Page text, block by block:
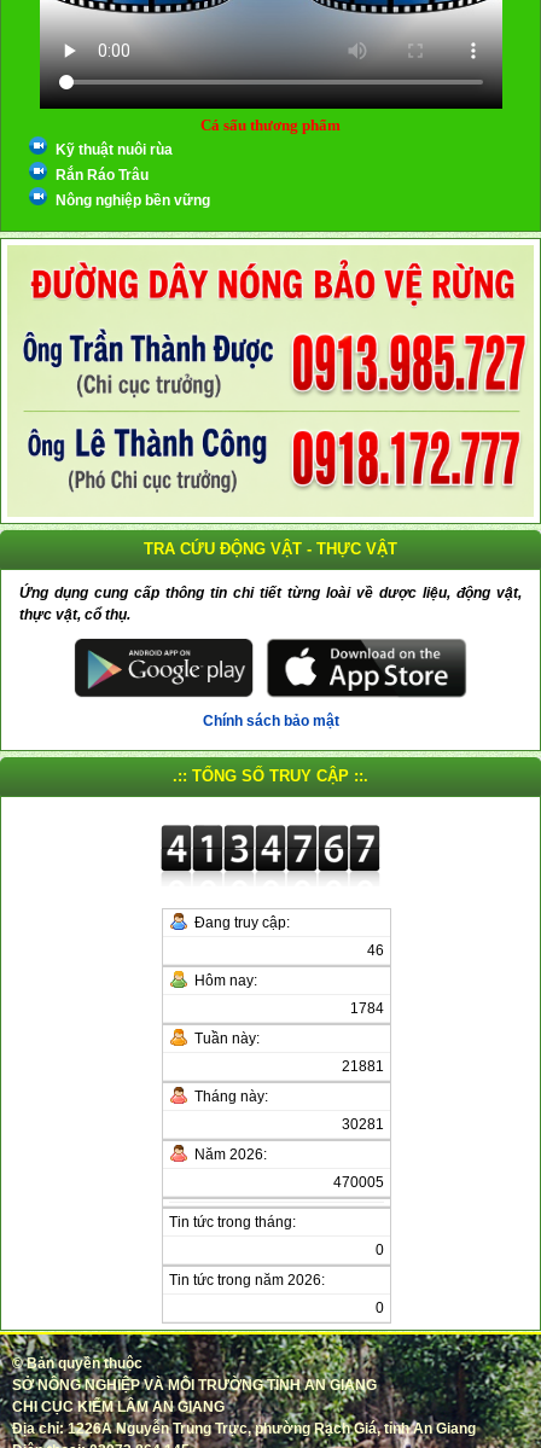
Cá sấu thương phẩm
Kỹ thuật nuôi rùa
Rắn Ráo Trâu
Nông nghiệp bền vững
TRA CỨU ĐỘNG VẬT - THỰC VẬT
Ứng dụng cung cấp thông tin chi tiết từng loài về dược liệu, động vật,
thực vật, cổ thụ.
Chính sách bảo mật
.:: TỔNG SỐ TRUY CẬP ::.
Đang truy cập:
46
Hôm nay:
1784
Tuần này:
21881
Tháng này:
30281
Năm 2026:
470005
Tin tức trong tháng:
0
Tin tức trong năm 2026:
0
© Bản quyền thuộc
SỞ NÔNG NGHIỆP VÀ MÔI TRƯỜNG TỈNH AN GIANG
CHI CỤC KIỂM LÂM AN GIANG
Địa chỉ: 1226A Nguyễn Trung Trực, phường Rạch Giá, tỉnh An Giang